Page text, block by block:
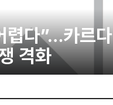
렵다”…카르다
격화